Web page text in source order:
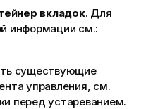
вкладок. Для
информации см.:
существующие
управления, см.
перед устареванием.